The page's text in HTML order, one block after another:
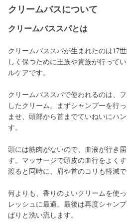
クリームバスについて
クリームバススパとは
クリームバススパが生まれたのは17
しく保つために王族や貴族が行って
ルケアです。
クリームバススパで使われるのは、
したクリーム。まずシャンプーを行
ませ、頭部から首までていねいにハ
す。
頭には筋肉がないので、血液が行き
す。マッサージで頭皮の血行をよく
渡ると同時に、肩や首のコリも軽減で
何よりも、香りのよいクリームを使
レッシュに最適。最後は再度シャン
ぱりと洗い流します。